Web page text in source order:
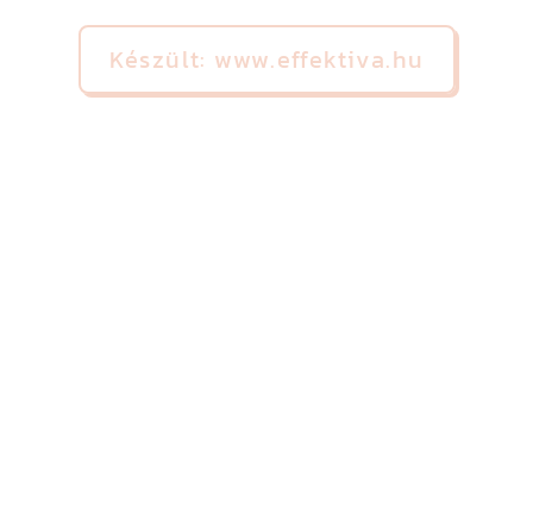
Készült: www.effektiva.hu